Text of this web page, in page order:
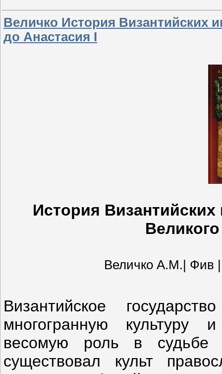
Величко История Византийских
до Анастасия I
История
Величко А.М.| Фив |
Византийское
многогранную культуру
весомую роль в судьбе
существовал культ